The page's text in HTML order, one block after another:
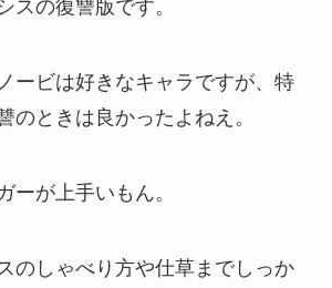
スの復讐版です。
ービは好きなキャラですが、特
のときは良かったよねえ。
ーが上手いもん。
のしゃべり方や仕草までしっか